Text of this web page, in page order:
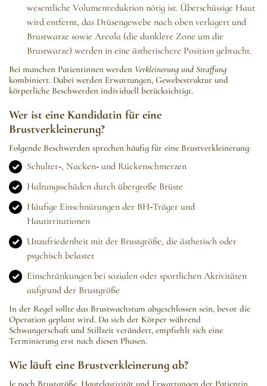
wesentliche Volumenreduktion nötig ist. Überschüssige Haut
wird entfernt, das Drüsengewebe nach oben verlagert und
Brustwarze sowie Areola (die dunklere Zone um die
Brustwarze) werden in eine ästhetischere Position gebracht.
Bei manchen Patientinnen werden Verkleinerung und Straffung
kombiniert. Dabei werden Erwartungen, Gewebestruktur und
körperliche Beschwerden individuell berücksichtigt.
Wer ist eine Kandidatin für eine
Brustverkleinerung?
Folgende Beschwerden sprechen häufig für eine Brustverkleinerung:
Schulter‑, Nacken‑ und Rückenschmerzen
Haltungsschäden durch übergroße Brüste
Häufige Einschnürungen der BH‑Träger und
Hautirritationen
Unzufriedenheit mit der Brustgröße, die ästhetisch oder
psychisch belastet
Einschränkungen bei sozialen oder sportlichen Aktivitäten
aufgrund der Brustgröße
In der Regel sollte das Brustwachstum abgeschlossen sein, bevor die
Operation geplant wird. Da sich der Körper während
Schwangerschaft und Stillzeit verändert, empfiehlt sich eine
Terminierung erst nach diesen Phasen.
Wie läuft eine Brustverkleinerung ab?
Je nach Brustgröße, Hautelastizität und Erwartungen der Patientin